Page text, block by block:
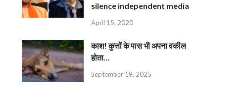
silence independent media
April 15, 2020
काश! कुत्तों के पास भी अपना वकील
होता…
September 19, 2025